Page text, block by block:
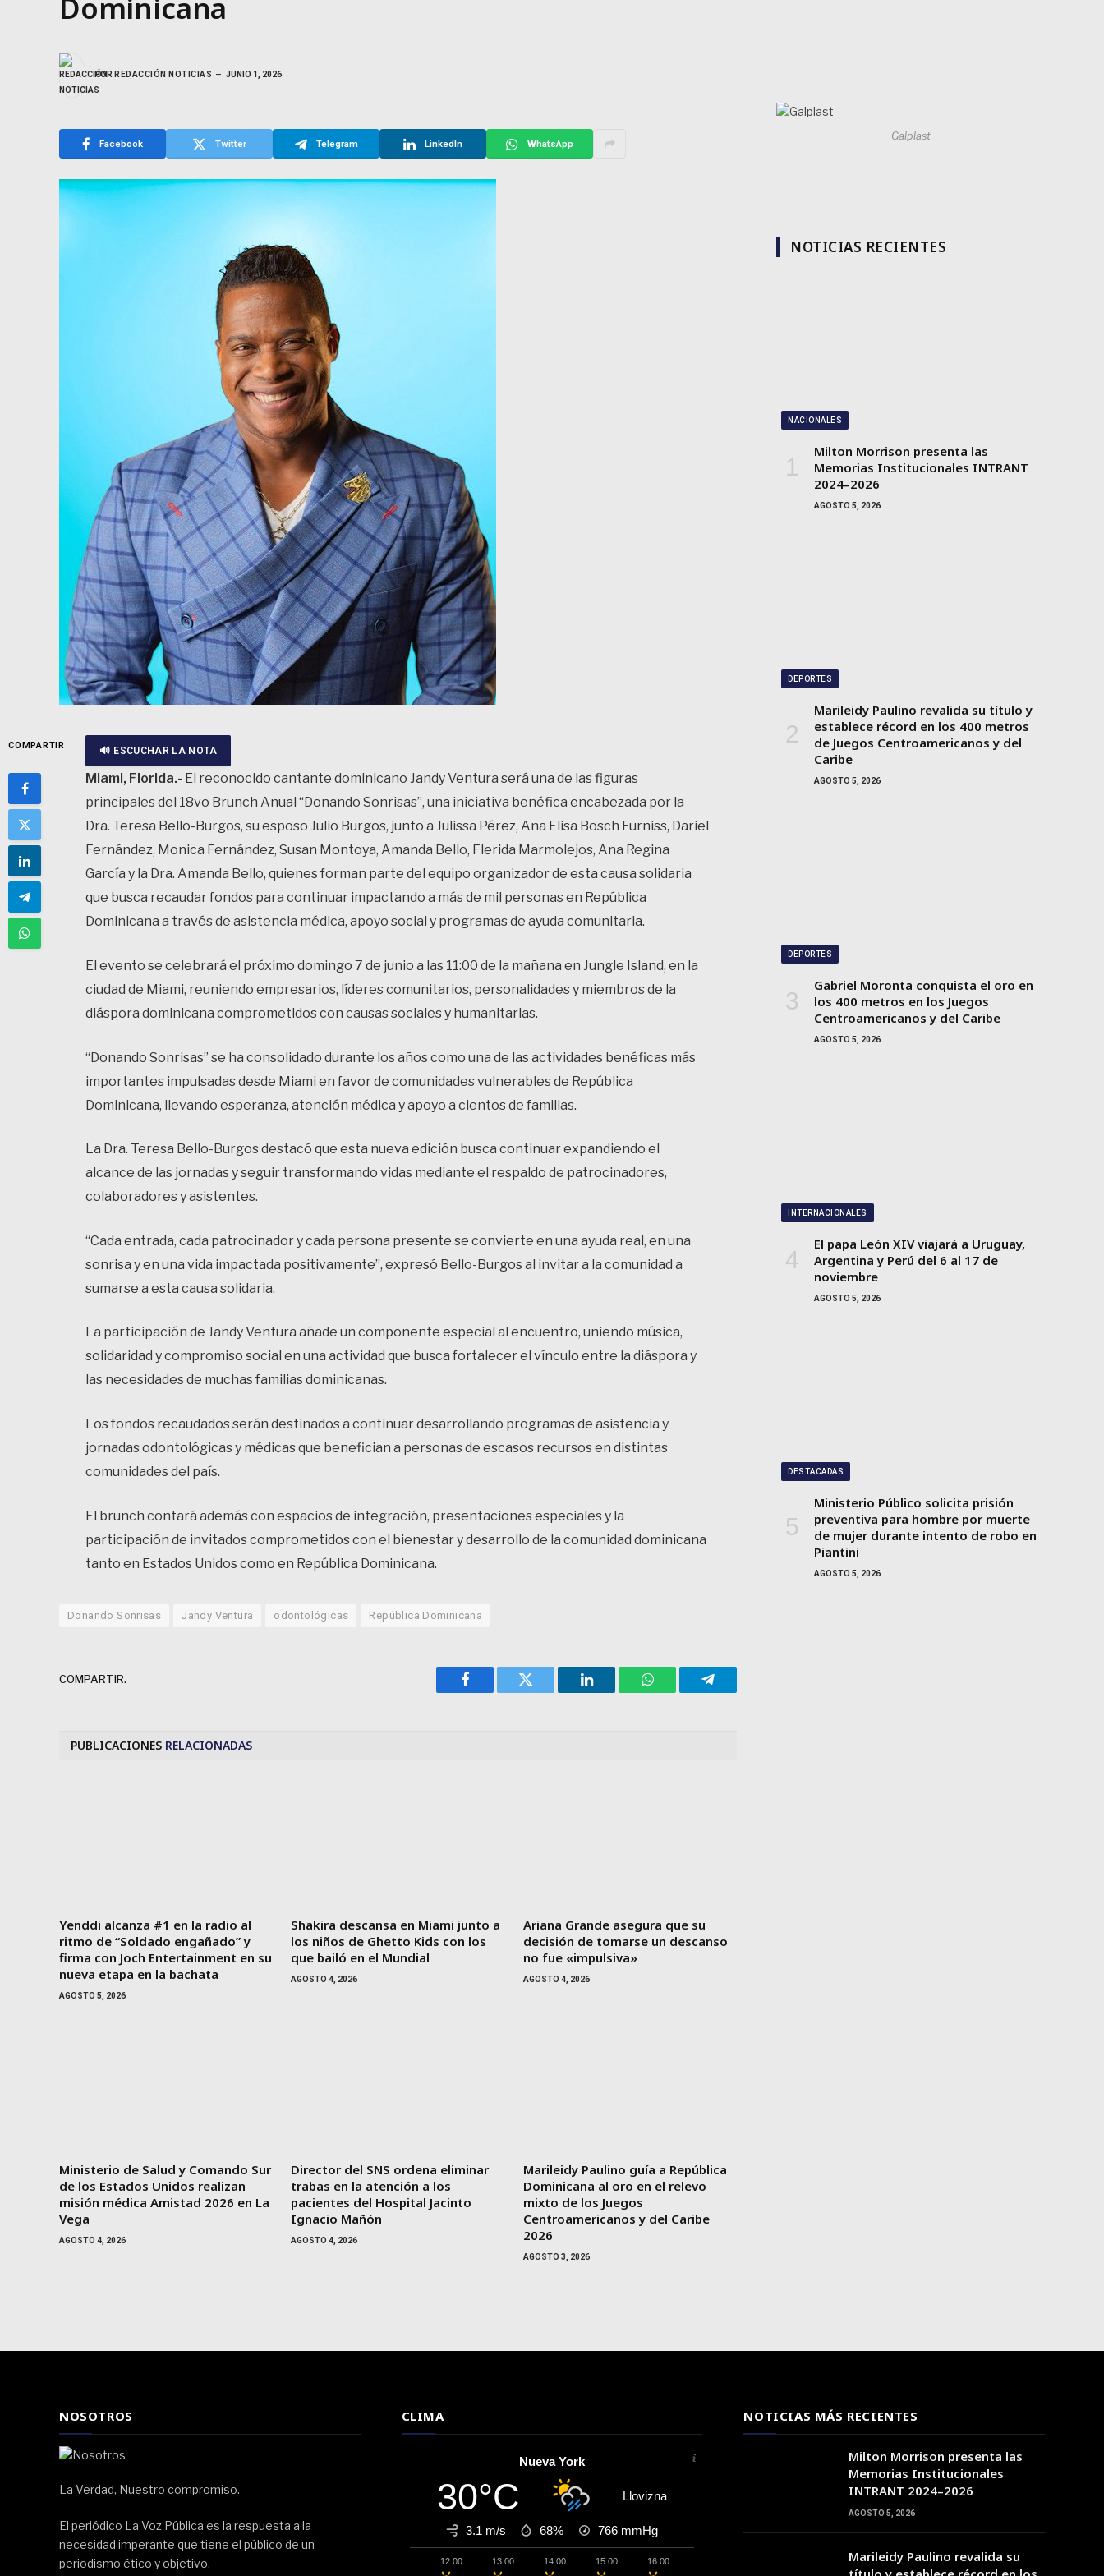
Dominicana
POR REDACCIÓN NOTICIAS JUNIO 1, 2026
Facebook Twitter Telegram LinkedIn WhatsApp
COMPARTIR 🔊 ESCUCHAR LA NOTA
Miami, Florida.- El reconocido cantante dominicano Jandy Ventura será una de las figuras
principales del 18vo Brunch Anual “Donando Sonrisas”, una iniciativa benéfica encabezada por la
Dra. Teresa Bello-Burgos, su esposo Julio Burgos, junto a Julissa Pérez, Ana Elisa Bosch Furniss, Dariel
Fernández, Monica Fernández, Susan Montoya, Amanda Bello, Flerida Marmolejos, Ana Regina
García y la Dra. Amanda Bello, quienes forman parte del equipo organizador de esta causa solidaria
que busca recaudar fondos para continuar impactando a más de mil personas en República
Dominicana a través de asistencia médica, apoyo social y programas de ayuda comunitaria.
El evento se celebrará el próximo domingo 7 de junio a las 11:00 de la mañana en Jungle Island, en la
ciudad de Miami, reuniendo empresarios, líderes comunitarios, personalidades y miembros de la
diáspora dominicana comprometidos con causas sociales y humanitarias.
“Donando Sonrisas” se ha consolidado durante los años como una de las actividades benéficas más
importantes impulsadas desde Miami en favor de comunidades vulnerables de República
Dominicana, llevando esperanza, atención médica y apoyo a cientos de familias.
La Dra. Teresa Bello-Burgos destacó que esta nueva edición busca continuar expandiendo el
alcance de las jornadas y seguir transformando vidas mediante el respaldo de patrocinadores,
colaboradores y asistentes.
“Cada entrada, cada patrocinador y cada persona presente se convierte en una ayuda real, en una
sonrisa y en una vida impactada positivamente”, expresó Bello-Burgos al invitar a la comunidad a
sumarse a esta causa solidaria.
La participación de Jandy Ventura añade un componente especial al encuentro, uniendo música,
solidaridad y compromiso social en una actividad que busca fortalecer el vínculo entre la diáspora y
las necesidades de muchas familias dominicanas.
Los fondos recaudados serán destinados a continuar desarrollando programas de asistencia y
jornadas odontológicas y médicas que benefician a personas de escasos recursos en distintas
comunidades del país.
El brunch contará además con espacios de integración, presentaciones especiales y la
participación de invitados comprometidos con el bienestar y desarrollo de la comunidad dominicana
tanto en Estados Unidos como en República Dominicana.
Donando Sonrisas Jandy Ventura odontológicas República Dominicana
COMPARTIR.
Facebook Twitter LinkedIn WhatsAppTelegram
PUBLICACIONES RELACIONADAS
Yenddi alcanza #1 en la radio al
ritmo de “Soldado engañado” y
firma con Joch Entertainment en su
nueva etapa en la bachata
AGOSTO 5, 2026
Shakira descansa en Miami junto a
los niños de Ghetto Kids con los
que bailó en el Mundial
AGOSTO 4, 2026
Ariana Grande asegura que su
decisión de tomarse un descanso
no fue «impulsiva»
AGOSTO 4, 2026
Ministerio de Salud y Comando Sur
de los Estados Unidos realizan
misión médica Amistad 2026 en La
Vega
AGOSTO 4, 2026
Director del SNS ordena eliminar
trabas en la atención a los
pacientes del Hospital Jacinto
Ignacio Mañón
AGOSTO 4, 2026
Marileidy Paulino guía a República
Dominicana al oro en el relevo
mixto de los Juegos
Centroamericanos y del Caribe
2026
AGOSTO 3, 2026
Galplast
NOTICIAS RECIENTES
NACIONALES
Milton Morrison presenta las
Memorias Institucionales INTRANT
2024–2026
AGOSTO 5, 2026
DEPORTES
Marileidy Paulino revalida su título y
establece récord en los 400 metros
de Juegos Centroamericanos y del
Caribe
AGOSTO 5, 2026
DEPORTES
Gabriel Moronta conquista el oro en
los 400 metros en los Juegos
Centroamericanos y del Caribe
AGOSTO 5, 2026
INTERNACIONALES
El papa León XIV viajará a Uruguay,
Argentina y Perú del 6 al 17 de
noviembre
AGOSTO 5, 2026
DESTACADAS
Ministerio Público solicita prisión
preventiva para hombre por muerte
de mujer durante intento de robo en
Piantini
AGOSTO 5, 2026
NOSOTROS
La Verdad, Nuestro compromiso.
El periódico La Voz Pública es la respuesta a la
necesidad imperante que tiene el público de un
periodismo ético y objetivo.
CLIMA
Nueva York
30°C Llovizna
3.1 m/s 68% 766 mmHg
12:00 13:00 14:00 15:00 16:00 20:00 21:00 22:00 23:00
NOTICIAS MÁS RECIENTES
Milton Morrison presenta las
Memorias Institucionales
INTRANT 2024–2026
AGOSTO 5, 2026
Marileidy Paulino revalida su